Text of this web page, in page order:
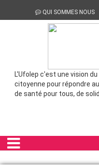
QUI SOMMES NOUS
L'Ufolep c'est une vision
citoyenne pour répondre
de santé pour tous, de